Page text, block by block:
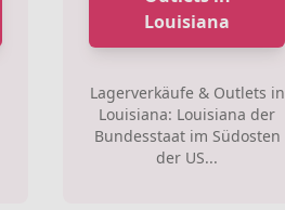
Louisiana
Lagerverkäufe & Outlets in
Louisiana: Louisiana der
Bundesstaat im Südosten
der US...